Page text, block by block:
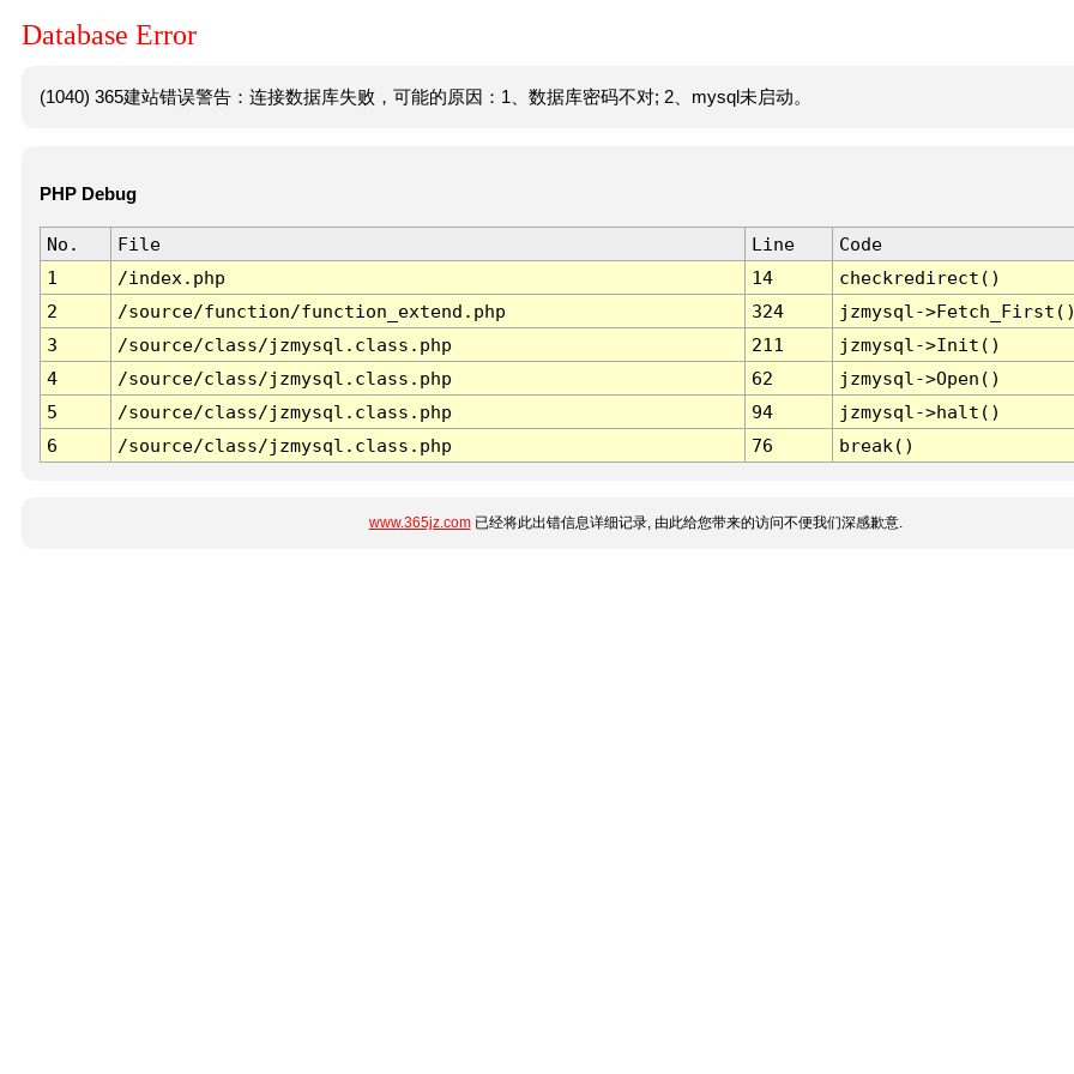
Database Error
(1040) 365建站错误警告：连接数据库失败，可能的原因：1、数据库密码不对; 2、mysql未启动。
PHP Debug
No. File Line
Code
1
/index.php 14
checkredirect()
2
/source/function/function_extend.php 324
jzmysql-
3
/source/class/jzmysql.class.php 211
jzmysql->Init()
4
/source/class/jzmysql.class.php 62
jzmysql->Open()
5
/source/class/jzmysql.class.php 94
jzmysql->halt()
6
/source/class/jzmysql.class.php 76 break()
www.365jz.com已经将此出错信息详细记录, 由此给您带来的访问不便我们深感歉意.